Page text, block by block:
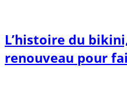
L’histoire du
renouveau pour